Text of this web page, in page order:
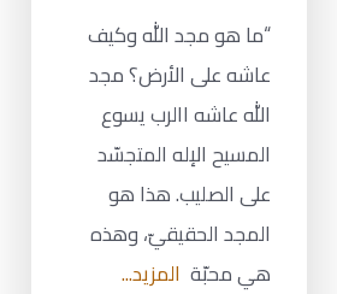
“ما هو مجد الله وكيف
عاشه على الأرض؟ مجد
الله عاشه االرب يسوع
المسيح الإله المتجسّد
على الصليب. هذا هو
المجد الحقيقيّ، وهذه
هي محبّة المزيد...